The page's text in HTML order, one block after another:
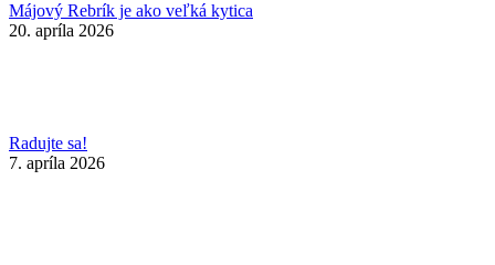
Májový Rebrík je ako veľká kytica
20. apríla 2026
Radujte sa!
7. apríla 2026